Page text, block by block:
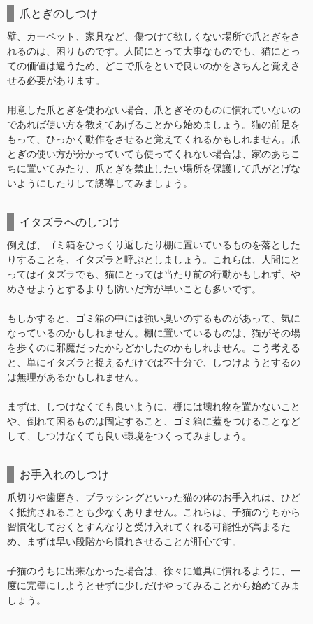
爪とぎのしつけ
壁、カーペット、家具など、傷つけて欲しくない場所で爪とぎをさ
れるのは、困りものです。人間にとって大事なものでも、猫にとっ
ての価値は違うため、どこで爪をといで良いのかをきちんと覚えさ
せる必要があります。
用意した爪とぎを使わない場合、爪とぎそのものに慣れていないの
であれば使い方を教えてあげることから始めましょう。猫の前足を
もって、ひっかく動作をさせると覚えてくれるかもしれません。爪
とぎの使い方が分かっていても使ってくれない場合は、家のあちこ
ちに置いてみたり、爪とぎを禁止したい場所を保護して爪がとげな
いようにしたりして誘導してみましょう。
イタズラへのしつけ
例えば、ゴミ箱をひっくり返したり棚に置いているものを落とした
りすることを、イタズラと呼ぶとしましょう。これらは、人間にと
ってはイタズラでも、猫にとっては当たり前の行動かもしれず、や
めさせようとするよりも防いだ方が早いことも多いです。
もしかすると、ゴミ箱の中には強い臭いのするものがあって、気に
なっているのかもしれません。棚に置いているものは、猫がその場
を歩くのに邪魔だったからどかしたのかもしれません。こう考える
と、単にイタズラと捉えるだけでは不十分で、しつけようとするの
は無理があるかもしれません。
まずは、しつけなくても良いように、棚には壊れ物を置かないこと
や、倒れて困るものは固定すること、ゴミ箱に蓋をつけることなど
して、しつけなくても良い環境をつくってみましょう。
お手入れのしつけ
爪切りや歯磨き、ブラッシングといった猫の体のお手入れは、ひど
く抵抗されることも少なくありません。これらは、子猫のうちから
習慣化しておくとすんなりと受け入れてくれる可能性が高まるた
め、まずは早い段階から慣れさせることが肝心です。
子猫のうちに出来なかった場合は、徐々に道具に慣れるように、一
度に完璧にしようとせずに少しだけやってみることから始めてみま
しょう。